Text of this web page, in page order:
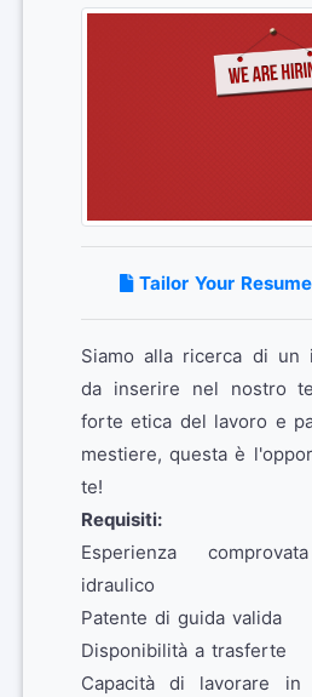
Tailor Your
Siamo alla ricerca di un
da inserire nel nostro
forte etica del lavoro e
mestiere, questa è
te!
Requisiti:
Esperienza
idraulico
Patente di guida valida
Disponibilità a trasferte
Capacità di lavorare